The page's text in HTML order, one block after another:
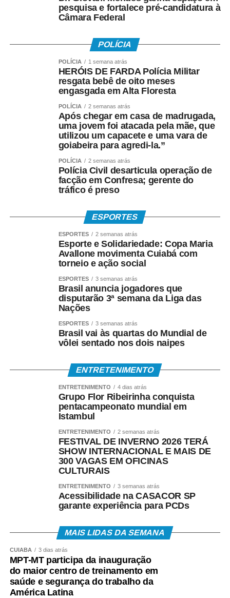
Como o pagamento é feito
• A Caixa Econômica Federal realiza o pagamento
prioritariamente por:
• Crédito em conta corrente ou poupança da Caixa;
• Depósito em Poupança Social Digital, movimentada
pelo aplicativo Caixa Tem.
Quem não possui conta pode sacar:
• Com Cartão Social e senha em lotéricas, caixas
eletrônicos e correspondentes CAIXA Aqui;
• Sem cartão, por meio de biometria cadastrada.
Para servidores públicos
(Pasep)
O Banco do Brasil faz o pagamento por:
• Transferência via TED ou Pix;
• Saque presencial nas agências, para quem não é
correntista e não possui chave Pix.
Como consultar
valor, data e habilitação pelos seguintes canais:
• Aplicativo Carteira de Trabalho Digital;
• Telefone 158 (Ministério do Trabalho);
• Aplicativos Caixa Tem e Benefícios Sociais Caixa;
• Atendimento Caixa ao Cidadão: 0800-726-0207.
A expectativa é que, em 2026, cerca de 22,2 milhões
de trabalhadores recebam o abono salarial.
pesquisa e fortalece pré-candidatura à
Câmara Federal
POLÍCIA
POLÍCIA 1 semana atrás
HERÓIS DE FARDA Polícia Militar
resgata bebê de oito meses
engasgada em Alta Floresta
POLÍCIA 2 semanas atrás
Após chegar em casa de madrugada,
uma jovem foi atacada pela mãe, que
utilizou um capacete e uma vara de
goiabeira para agredi-la.”
POLÍCIA 2 semanas atrás
Polícia Civil desarticula operação de
facção em Confresa; gerente do
tráfico é preso
ESPORTES
ESPORTES 2 semanas atrás
Esporte e Solidariedade: Copa Maria
Avallone movimenta Cuiabá com
torneio e ação social
ESPORTES 3 semanas atrás
Brasil anuncia jogadores que
disputarão 3ª semana da Liga das
Nações
ESPORTES 3 semanas atrás
Brasil vai às quartas do Mundial de
vôlei sentado nos dois naipes
ENTRETENIMENTO
ENTRETENIMENTO 4 dias atrás
Grupo Flor Ribeirinha conquista
pentacampeonato mundial em
Istambul
ENTRETENIMENTO 2 semanas atrás
FESTIVAL DE INVERNO 2026 TERÁ
SHOW INTERNACIONAL E MAIS DE
300 VAGAS EM OFICINAS
CULTURAIS
ENTRETENIMENTO 3 semanas atrás
Acessibilidade na CASACOR SP
garante experiência para PCDs
MAIS LIDAS DA SEMANA
CUIABÁ 3 dias atrás
MPT-MT participa da inauguração
do maior centro de treinamento em
saúde e segurança do trabalho da
América Latina